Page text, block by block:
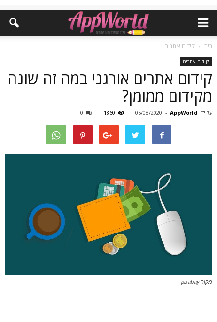
בית קידום אתרים
קידום אתרים
קידום אתרים אורגני במה זה שונה
מקידום ממומן?
על ידי AppWorld
-
06/08/2020
1860
0
מקור pixabay